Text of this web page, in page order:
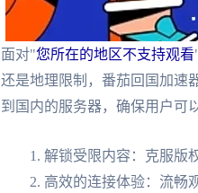
面对"您所在的地区不支持观看
还是地理限制，番茄回国加速
到国内的服务器，确保用户可
解锁受限内容：克服版
高效的连接体验：流畅